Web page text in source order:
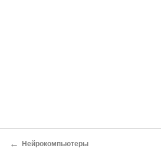
← Нейрокомпьютеры